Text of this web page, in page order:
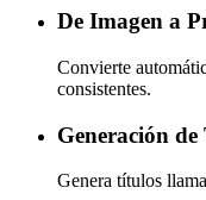
De Imagen a
Convierte
consistentes.
Generación
Genera títulos